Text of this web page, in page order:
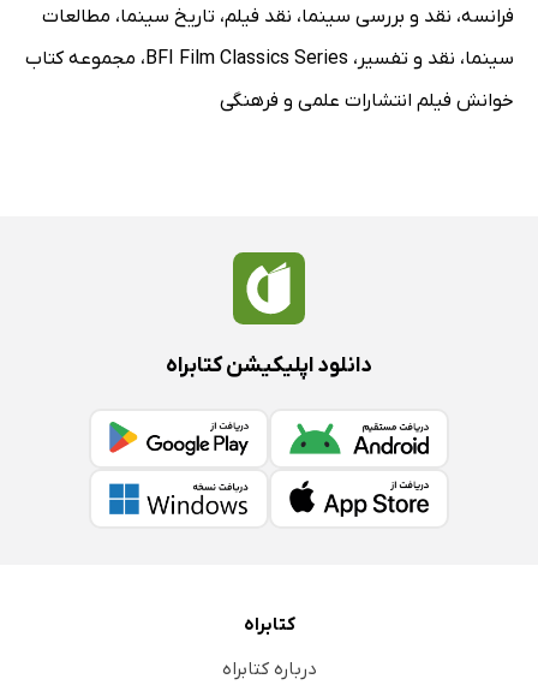
فرانسه، نقد و بررسی سینما، نقد فیلم، تاریخ سینما، مطالعات
سینما، نقد و تفسیر ، BFI Film Classics Series، مجموعه کتاب
خوانش فیلم انتشارات علمی و فرهنگی
دانلود اپلیکیشن کتابراه
کتابراه
درباره کتابراه